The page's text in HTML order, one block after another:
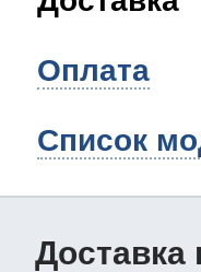
Оплата
Список
Доставка